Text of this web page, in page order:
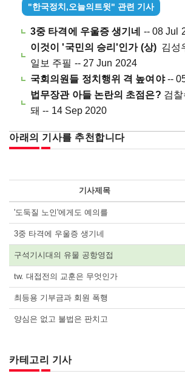
"한국정치,오늘의트윗" 관련 기사
3중 타격에 우울증 생기네
-- 08 Jul
이것이 '국민의 승리'인가 (상) 김성
일보 주필 -- 27 Jun 2024
국회의원들 정치행위 격 높여야--
법무장관 아들 논란의 초점은? 검
돼 -- 14 Sep 2020
아래의 기사를 추천합니다
기사제목
'도둑질 노인'에게도 예의를
3중 타격에 우울증 생기네
구석기시대의 유물 공항영접
tw. 대접전의 교훈은 무엇인가
최등용 기부금과 회원 폭행
양심은 없고 불법은 판치고
카테고리 기사